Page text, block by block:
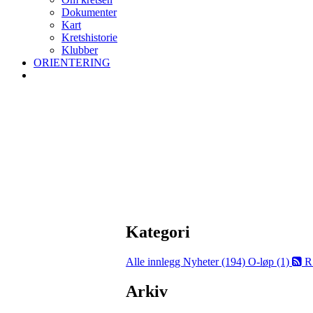
Dokumenter
Kart
Kretshistorie
Klubber
ORIENTERING
Kategori
Alle innlegg Nyheter (194) O-løp (1)
Arkiv